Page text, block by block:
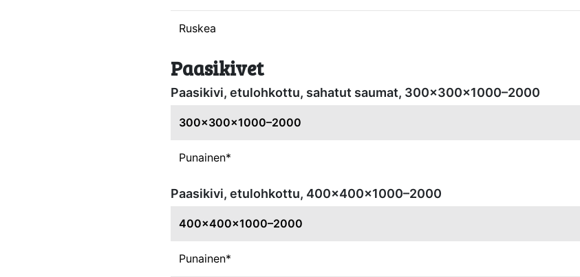
Ruskea
Paasikivet
Paasikivi, etulohkottu, sahatut saumat, 300x300x1000–2000
300x300x1000–2000
Punainen*
Paasikivi, etulohkottu, 400x400x1000–2000
400x400x1000–2000
Punainen*